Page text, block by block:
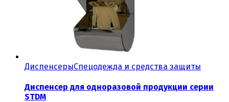
ДиспенсерыСпецодежда и средства защиты
Диспенсер для одноразовой продукции серии
STDM